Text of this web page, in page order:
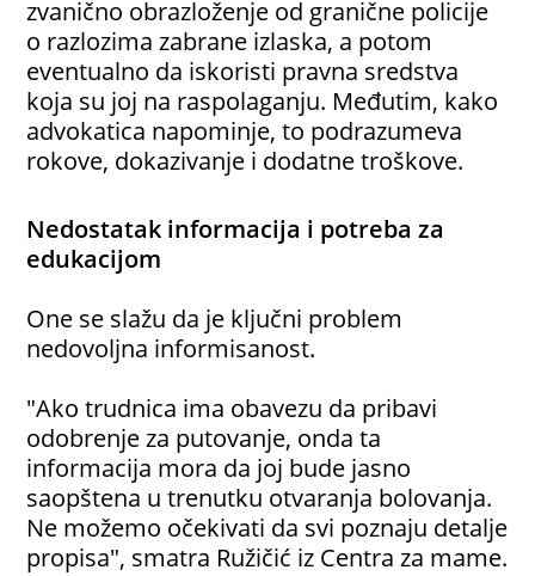
zvanično obrazloženje od granične policije
o razlozima zabrane izlaska, a potom
eventualno da iskoristi pravna sredstva
koja su joj na raspolaganju. Međutim, kako
advokatica napominje, to podrazumeva
rokove, dokazivanje i dodatne troškove.
Nedostatak informacija i potreba za
edukacijom
One se slažu da je ključni problem
nedovoljna informisanost.
"Ako trudnica ima obavezu da pribavi
odobrenje za putovanje, onda ta
informacija mora da joj bude jasno
saopštena u trenutku otvaranja bolovanja.
Ne možemo očekivati da svi poznaju detalje
propisa", smatra Ružičić iz Centra za mame.